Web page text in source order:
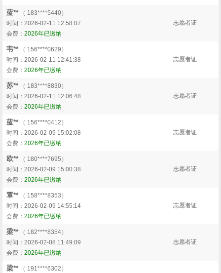
蓝**（ 183****5440）
时间：2026-02-11 12:58:07
会费： 2026年已缴纳
志愿者证
韦**（ 156****0629）
时间：2026-02-11 12:41:38
会费： 2026年已缴纳
志愿者证
苏**（ 183****8830）
时间：2026-02-11 12:06:48
会费： 2026年已缴纳
志愿者证
蓝**（ 156****0412）
时间：2026-02-09 15:02:08
会费： 2026年已缴纳
志愿者证
欧**（ 180****7695）
时间：2026-02-09 15:00:38
会费： 2026年已缴纳
志愿者证
覃**（ 158****8353）
时间：2026-02-09 14:55:14
会费： 2026年已缴纳
志愿者证
梁**（ 182****8354）
时间：2026-02-08 11:49:09
会费： 2026年已缴纳
志愿者证
梁**（ 191****6302）